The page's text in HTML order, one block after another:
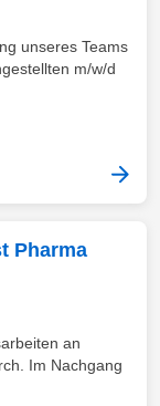
unseres Teams
m/w/d
Pharma
an
Im Nachgang